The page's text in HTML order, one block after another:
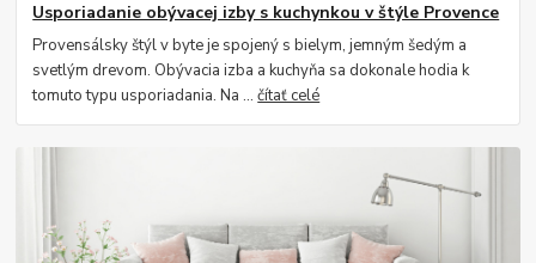
Usporiadanie obývacej izby s kuchynkou v štýle Provence
Provensálsky štýl v byte je spojený s bielym, jemným šedým a
svetlým drevom. Obývacia izba a kuchyňa sa dokonale hodia k
tomuto typu usporiadania. Na ...čítať celé